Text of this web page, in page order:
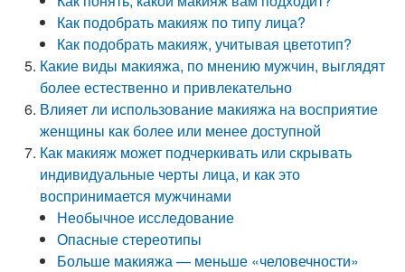
Как подобрать макияж по типу лица?
Как подобрать макияж, учитывая цветотип?
Какие виды макияжа, по мнению мужчин, выглядят
более естественно и привлекательно
Влияет ли использование макияжа на восприятие
женщины как более или менее доступной
Как макияж может подчеркивать или скрывать
индивидуальные черты лица, и как это
воспринимается мужчинами
Необычное исследование
Опасные стереотипы
Больше макияжа — меньше «человечности»